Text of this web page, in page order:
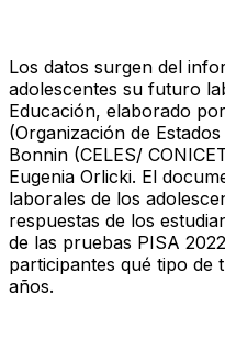
Los datos surgen del
adolescentes su futuro
Educación, elaborado
(Organización de
Bonnin (CELES/
Eugenia Orlicki. El
laborales de los
respuestas de los
de las pruebas PISA
participantes qué tipo de
años.